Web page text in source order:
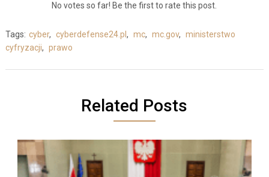
No votes so far! Be the first to rate this post.
Tags: cyber, cyberdefense24.pl, mc, mc.gov, ministerstwo
cyfryzacji, prawo
Related Posts